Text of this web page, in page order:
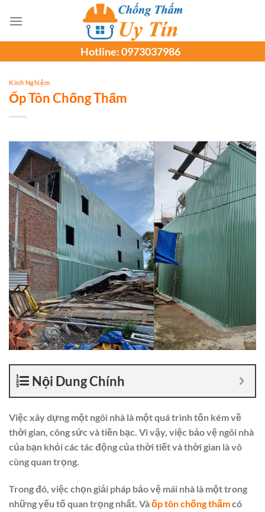
đến
Hotline:0973037986
Kinh Nghiệm
Ốp Tôn Chống Thấm
Nội Dung Chính
Việc xây dựng một ngôi nhà là một quá trình tốn kém về
thời gian, công sức và tiền bạc. Vì vậy, việc bảo vệ ngôi nhà
của bạn khỏi các tác động của thời tiết và thời gian là vô
cùng quan trọng.
Trong đó, việc chọn giải pháp bảo vệ mái nhà là một trong
những yếu tố quan trọng nhất. Vàốp tôn chống thấmcó